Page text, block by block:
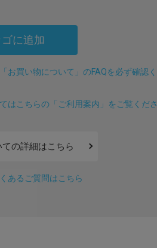
に追加
お買い物について」のFAQを必ず確認く
はこちらの「ご利用案内」をご覧くださ
の詳細はこちら
あるご質問はこちら